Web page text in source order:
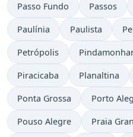
Passo Fundo Passos
Paulínia Paulista
Petrópolis
Piracicaba Planaltina
Ponta Grossa Porto
Pouso Alegre Praia